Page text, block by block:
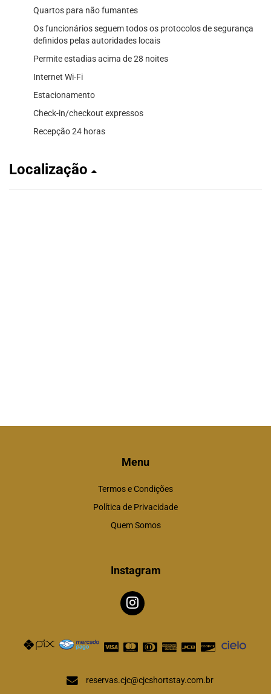
Quartos para não fumantes
Os funcionários seguem todos os protocolos de segurança
definidos pelas autoridades locais
Permite estadias acima de 28 noites
Internet Wi-Fi
Estacionamento
Check-in/checkout expressos
Recepção 24 horas
Localização
Menu
Termos e Condições
Política de Privacidade
Quem Somos
Instagram
reservas.cjc@cjcshortstay.com.br